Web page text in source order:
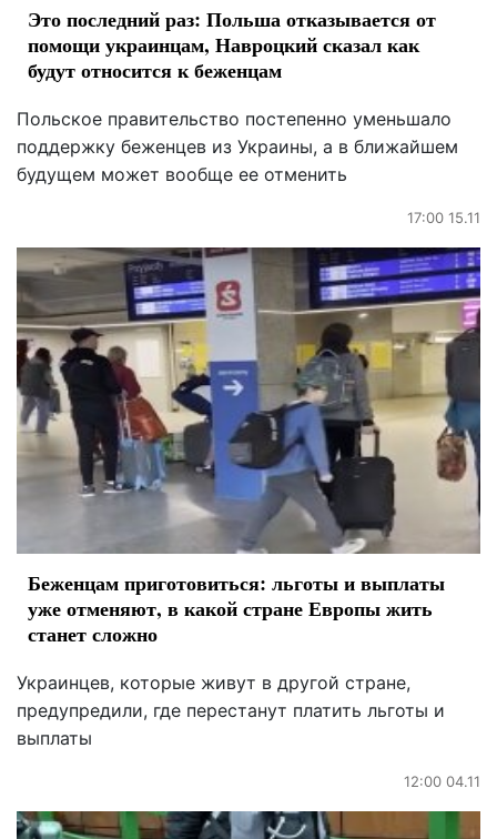
Это последний раз: Польша отказывается от
помощи украинцам, Навроцкий сказал как
будут относится к беженцам
Польское правительство постепенно уменьшало
поддержку беженцев из Украины, а в ближайшем
будущем может вообще ее отменить
17:00 15.11
Беженцам приготовиться: льготы и выплаты
уже отменяют, в какой стране Европы жить
станет сложно
Украинцев, которые живут в другой стране,
предупредили, где перестанут платить льготы и
выплаты
12:00 04.11